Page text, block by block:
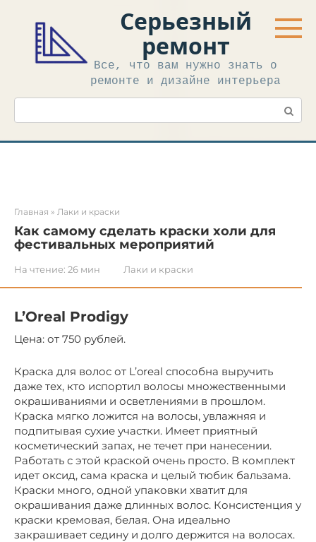
контенту
Серьезный
ремонт
Все, что вам нужно знать о
ремонте и дизайне интерьера
Поиск:
Главная » Лаки и краски
Как самому сделать краски холи для
фестивальных мероприятий
На чтение: 26 мин Лаки и краски
L’Oreal Prodigy
Цена: от 750 рублей.
Краска для волос от L’oreal способна выручить
даже тех, кто испортил волосы множественными
окрашиваниями и осветлениями в прошлом.
Краска мягко ложится на волосы, увлажняя и
подпитывая сухие участки. Имеет приятный
косметический запах, не течет при нанесении.
Работать с этой краской очень просто. В комплект
идет оксид, сама краска и целый тюбик бальзама.
Краски много, одной упаковки хватит для
окрашивания даже длинных волос. Консистенция у
краски кремовая, белая. Она идеально
закрашивает седину и долго держится на волосах.